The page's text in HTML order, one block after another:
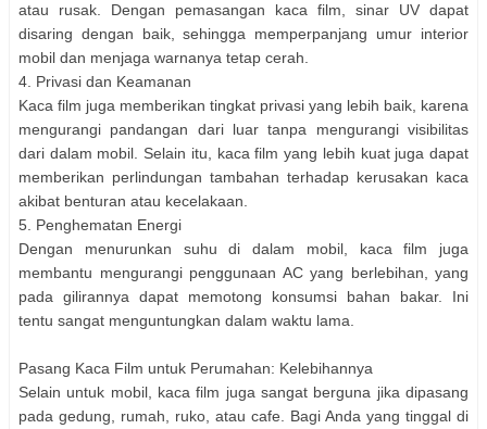
atau rusak. Dengan pemasangan kaca film, sinar UV dapat
disaring dengan baik, sehingga memperpanjang umur interior
mobil dan menjaga warnanya tetap cerah.
4. Privasi dan Keamanan
Kaca film juga memberikan tingkat privasi yang lebih baik, karena
mengurangi pandangan dari luar tanpa mengurangi visibilitas
dari dalam mobil. Selain itu, kaca film yang lebih kuat juga dapat
memberikan perlindungan tambahan terhadap kerusakan kaca
akibat benturan atau kecelakaan.
5. Penghematan Energi
Dengan menurunkan suhu di dalam mobil, kaca film juga
membantu mengurangi penggunaan AC yang berlebihan, yang
pada gilirannya dapat memotong konsumsi bahan bakar. Ini
tentu sangat menguntungkan dalam waktu lama.
Pasang Kaca Film untuk Perumahan: Kelebihannya
Selain untuk mobil, kaca film juga sangat berguna jika dipasang
pada gedung, rumah, ruko, atau cafe. Bagi Anda yang tinggal di